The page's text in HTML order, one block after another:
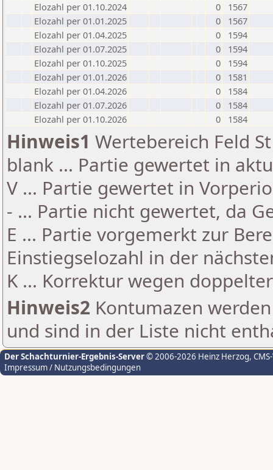
Elozahl per 01.10.2024
0
1567
Elozahl per 01.01.2025
0
1567
Elozahl per 01.04.2025
0
1594
Elozahl per 01.07.2025
0
1594
Elozahl per 01.10.2025
0
1594
Elozahl per 01.01.2026
0
1581
Elozahl per 01.04.2026
0
1584
Elozahl per 01.07.2026
0
1584
Elozahl per 01.10.2026
0 1584
Hinweis1 Wertebereich Feld
blank ... Partie gewertet in
V ... Partie gewertet in
- ... Partie nicht gewertet, da
E ... Partie vorgemerkt zur
Einstiegselozahl in der
K ... Korrektur wegen
Hinweis2 Kontumazen
und sind in der Liste nicht
Der Schachturnier-Ergebnis-Server© 2006-2026 Heinz Herzog,
Impressum / Nutzungsbedingungen